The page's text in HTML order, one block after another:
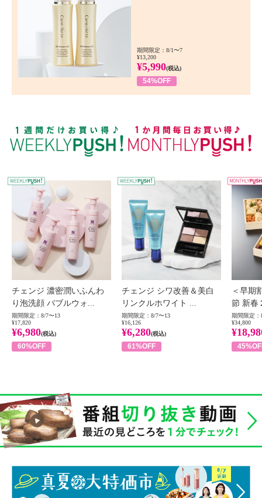
期間限定：8/1〜7
¥13,200
¥5,990(税込)
54%OFF
WEEKLY PUSH
チェンジ 濃密潤いふんわ
り泡洗顔 バブルウォ...
期間限定：8/7〜13
¥17,820
¥6,980(税込)
60%OFF
チェンジ シワ改善＆美白
リンクルホワイト ...
期間限定：8/7〜13
¥16,126
¥6,280(税込)
61%OFF
＜早期
節 新春
期間限定：
¥34,800